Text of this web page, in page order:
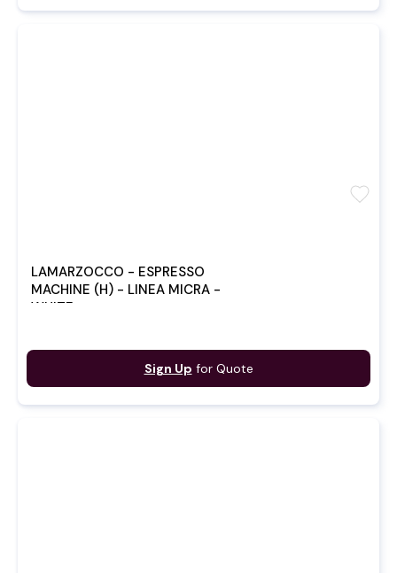
LAMARZOCCO - ESPRESSO
MACHINE (H) - LINEA MICRA -
WHITE
Sign Up for Quote
favorite